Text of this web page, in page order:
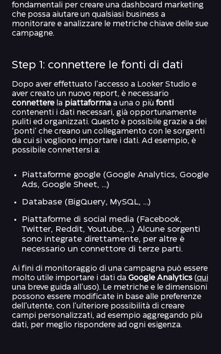
fondamentali per creare una dashboard marketing
che possa aiutare un qualsiasi business a
monitorare e analizzare le metriche chiave delle sue
campagne.
Step 1: connettere le fonti di dati
Dopo aver effettuato l’accesso a Looker Studio e
aver creato un nuovo report, è necessario
connetterela piattaforma a una o più fonti
contenenti i dati necessari, già opportunamente
puliti ed organizzati. Questo è possibile grazie a dei
‘ponti’ che creano un collegamento con le sorgenti
da cui si vogliono importare i dati. Ad esempio, è
possibile connettersi a:
Piattaforme google (Google Analytics, Google
Ads, Google Sheet, …)
Database (BigQuery, MySQL, …)
Piattaforme di social media (Facebook,
Twitter, Reddit, Youtube, …) Alcune sorgenti
sono integrate direttamente, per altre è
necessario un connettore di terze parti.
Ai fini di monitoraggio di una campagna può essere
molto utile importare i dati da Google Analytics (qui
una breve guida all’uso). Le metriche e le dimensioni
possono essere modificate in base alle preferenze
dell’utente, con l’ulteriore possibilità di creare
campi personalizzati, ad esempio aggregando più
dati, per meglio rispondere ad ogni esigenza.